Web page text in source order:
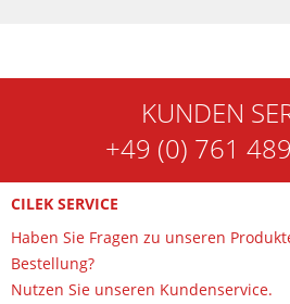
KUNDEN
+49 (0) 761
CILEK SERVICE
Haben Sie Fragen zu unseren
Bestellung?
Nutzen Sie unseren Kundenservice.